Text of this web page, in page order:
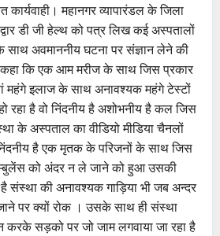
कार्यवाही। महानगर व्यापारंडल के जिला
डी जी हेल्थ को पत्र लिख कई अस्पतालों
साथ अवमाननीय घटना पर संज्ञान लेने की
कि एक आम मरीज के साथ जिस प्रकार
महंगे इलाज के साथ अनावश्यक महंगे टेस्टों
रहा है वो निंदनीय है अशोभनीय है कल जिस
के अस्पताल का वीडियो मीडिया चैनलों
है एक मृतक के परिजनों के साथ जिस
को अंदर न ले जाने को हुआ उसकी
संस्था की अनावश्यक गाड़िया भी जब अन्दर
पर क्यों रोक । उसके साथ ही संस्था
न करके सड़को पर जो जाम लगवाया जा रहा है